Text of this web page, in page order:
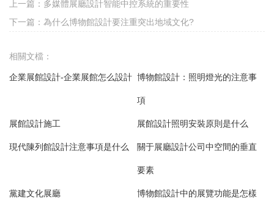
上一篇： 多媒體展廳設計智能中控系統的重要性
下一篇： 為什么博物館設計要注重突出地域文化?
相關文檔：
企業展館設計-企業展館怎么設計 博物館設計：照明燈光的注意事
項
展館設計施工 展館設計照明安裝原則是什么
現代陳列館設計注意事項是什么 關于展廳設計公司中空間的垂直
要素
黨建文化展廳 博物館設計中的展覽功能是怎樣